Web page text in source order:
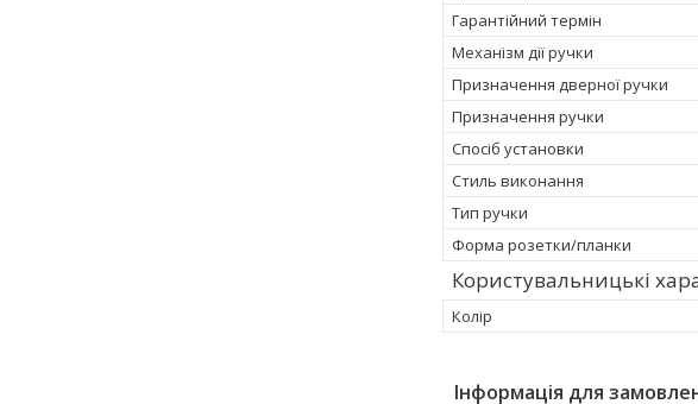
Гарантійний термін
Механізм дії ручки
Призначення дверної ручки
Призначення ручки
Спосіб установки
Стиль виконання
Тип ручки
Форма розетки/планки
Користувальницькі
Колір
Інформація для